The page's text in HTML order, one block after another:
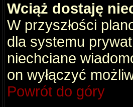
Wciąż dostaję
W przyszłości
dla systemu
niechciane
on wyłączyć
Powrót do góry